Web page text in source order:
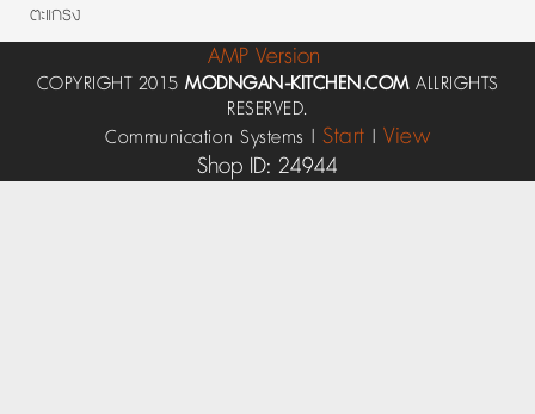
ตะแกรง
AMP Version
COPYRIGHT 2015 MODNGAN-KITCHEN.COM ALLRIGHTS
RESERVED.
Communication Systems | Start | View
Shop ID: 24944